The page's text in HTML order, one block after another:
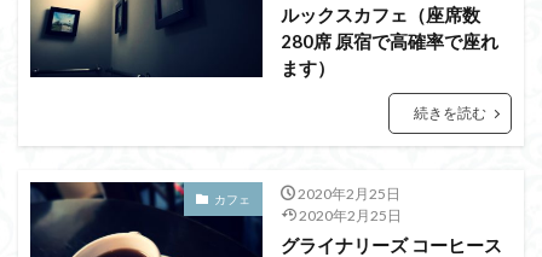
ルックスカフェ（座席数
280席 原宿で高確率で座れ
ます）
続きを読む
カフェ
2020年2月25日
2020年2月25日
グライナリーズ コーヒース